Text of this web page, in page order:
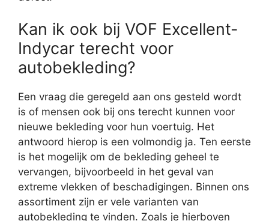
Kan ik ook bij VOF Excellent-
Indycar terecht voor
autobekleding?
Een vraag die geregeld aan ons gesteld wordt
is of mensen ook bij ons terecht kunnen voor
nieuwe bekleding voor hun voertuig. Het
antwoord hierop is een volmondig ja. Ten eerste
is het mogelijk om de bekleding geheel te
vervangen, bijvoorbeeld in het geval van
extreme vlekken of beschadigingen. Binnen ons
assortiment zijn er vele varianten van
autobekleding te vinden. Zoals je hierboven